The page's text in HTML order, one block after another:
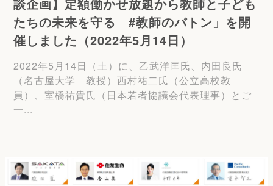
談企画】定額働かせ放題から教師と子ども
たちの未来を守る #教師のバトン」を開
催しました（2022年5月14日）
2022年5月14日（土）に、乙武洋匡氏、内田良氏
（名古屋大学 教授）西村祐二氏（公立高校教
員）、室橋祐貴氏（日本若者協議会代表理事）とご
一...